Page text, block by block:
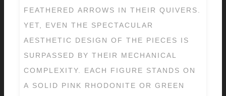
FEATHERED ARROWS IN THEIR QUIVERS.
YET, EVEN THE SPECTACULAR
AESTHETIC DESIGN OF THE PIECES IS
SURPASSED BY THEIR MECHANICAL
COMPLEXITY. EACH FIGURE STANDS ON
A SOLID PINK RHODONITE OR GREEN